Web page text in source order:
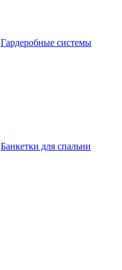
Гардеробные системы
Банкетки для спальни